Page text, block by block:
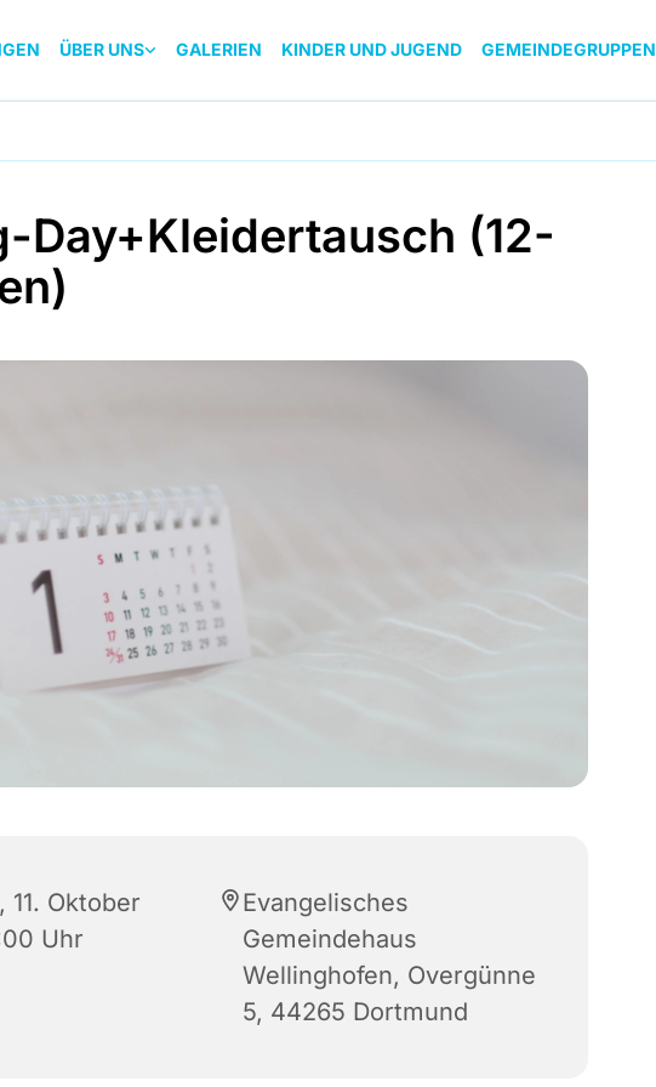
ÜBER UNS GALERIEN KINDER UND JUGEND GEMEINDEGRUPPEN
Day+Kleidertausch (12-
11. Oktober
Uhr
Evangelisches
Gemeindehaus
Wellinghofen, Overgünne
5, 44265 Dortmund